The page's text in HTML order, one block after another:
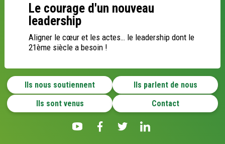
Le courage d'un nouveau
leadership
Aligner le cœur et les actes… le leadership dont le
21ème siècle a besoin !
Ils nous soutiennent
Ils parlent de nous
Ils sont venus
Contact